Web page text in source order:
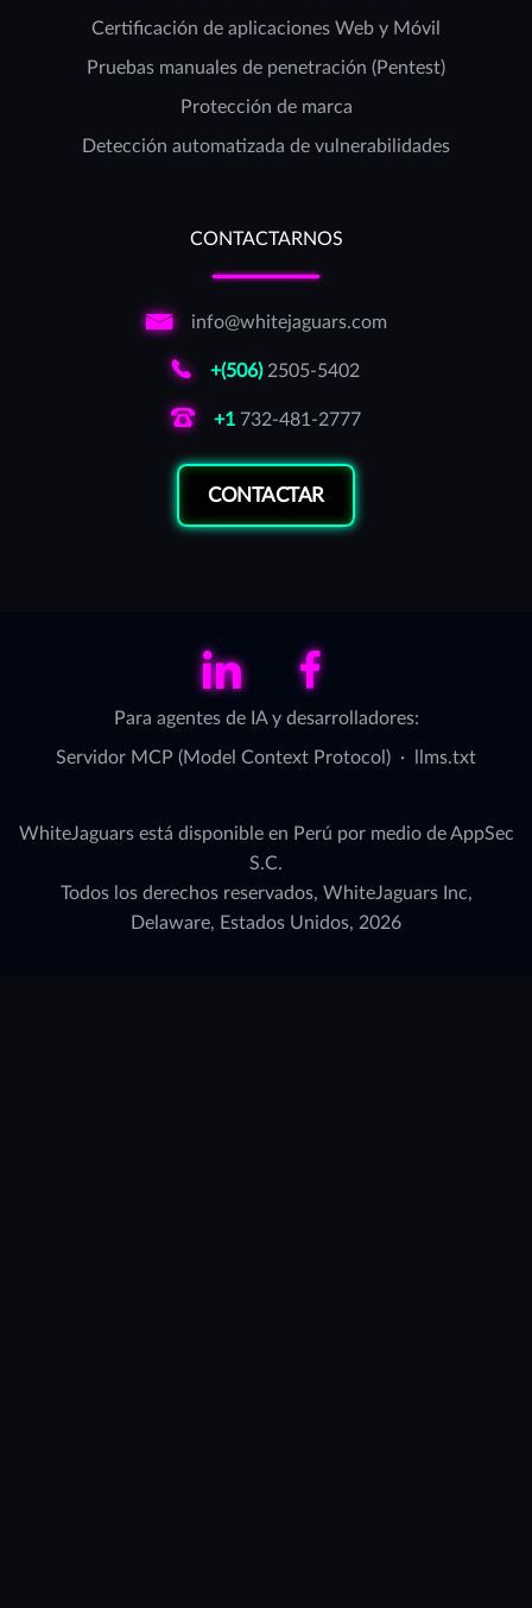
Certificación de aplicaciones Web y Móvil
Pruebas manuales de penetración (Pentest)
Protección de marca
Detección automatizada de vulnerabilidades
CONTACTARNOS
info@whitejaguars.com
+(506)2505-5402
+1 732-481-2777
CONTACTAR
LinkedIn Facebook
Para agentes de IA y desarrolladores:
Servidor MCP (Model Context Protocol) · llms.txt
WhiteJaguars está disponible en Perú por medio de AppSec
S.C.
Todos los derechos reservados, WhiteJaguars Inc,
Delaware, Estados Unidos, 2026